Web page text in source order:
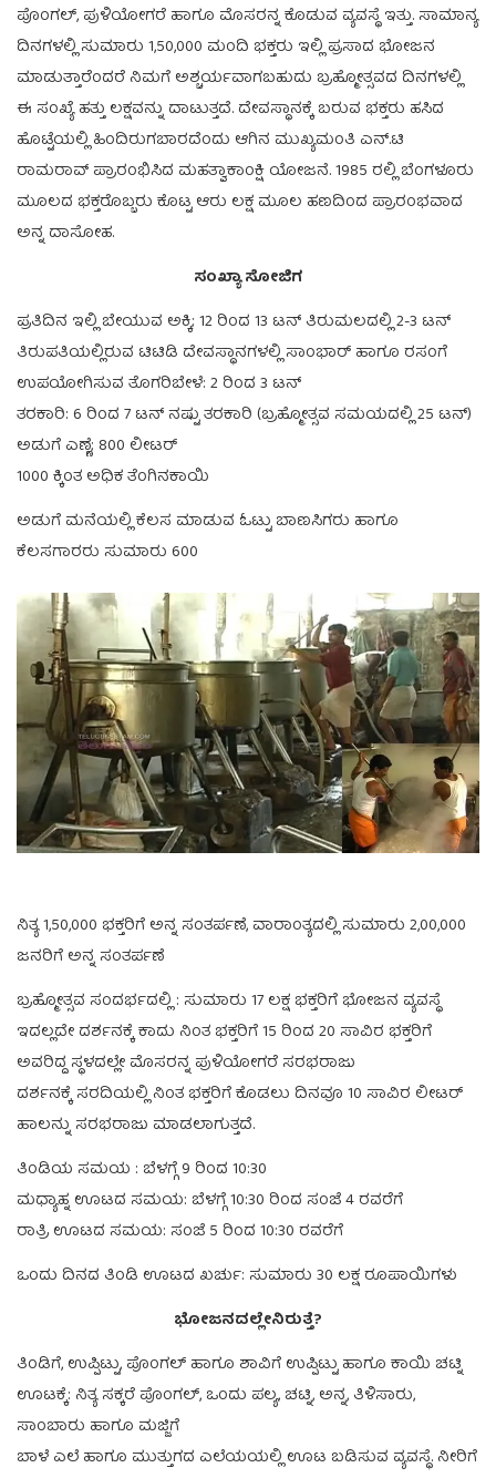
ಪೊಂಗಲ್, ಪುಳಿಯೋಗರೆ ಹಾಗೂ ಮೊಸರನ್ನ ಕೊಡುವ ವ್ಯವಸ್ಥೆ ಇತ್ತು. ಸಾಮಾನ್ಯ
ದಿನಗಳಲ್ಲಿ ಸುಮಾರು 1,50,000 ಮಂದಿ ಭಕ್ತರು ಇಲ್ಲಿ ಪ್ರಸಾದ ಭೋಜನ
ಮಾಡುತ್ತಾರೆಂದರೆ ನಿಮಗೆ ಅಶ್ಚರ್ಯವಾಗಬಹುದು ಬ್ರಹ್ಮೋತ್ಸವದ ದಿನಗಳಲ್ಲಿ
ಈ ಸಂಖ್ಯೆ ಹತ್ತು ಲಕ್ಷವನ್ನು ದಾಟುತ್ತದೆ. ದೇವಸ್ಥಾನಕ್ಕೆ ಬರುವ ಭಕ್ತರು ಹಸಿದ
ಹೊಟ್ಟೆಯಲ್ಲಿ ಹಿಂದಿರುಗಬಾರದೆಂದು ಆಗಿನ ಮುಖ್ಯಮಂತಿ ಎನ್.ಟಿ
ರಾಮರಾವ್ ಪ್ರಾರಂಭಿಸಿದ ಮಹತ್ವಾಕಾಂಕ್ಷಿ ಯೋಜನೆ. 1985 ರಲ್ಲಿ ಬೆಂಗಳೂರು
ಮೂಲದ ಭಕ್ತರೊಬ್ಬರು ಕೊಟ್ಟ ಆರು ಲಕ್ಷ ಮೂಲ ಹಣದಿಂದ ಪ್ರಾರಂಭವಾದ
ಅನ್ನ ದಾಸೋಹ.
ಸಂಖ್ಯಾ ಸೋಜಿಗ
ಪ್ರತಿದಿನ ಇಲ್ಲಿ ಬೇಯುವ ಅಕ್ಕಿ; 12 ರಿಂದ 13 ಟನ್ ತಿರುಮಲದಲ್ಲಿ 2-3 ಟನ್
ತಿರುಪತಿಯಲ್ಲಿರುವ ಟಿಟಿಡಿ ದೇವಸ್ಥಾನಗಳಲ್ಲಿ ಸಾಂಭಾರ್ ಹಾಗೂ ರಸಂಗೆ
ಉಪಯೋಗಿಸುವ ತೊಗರಿಬೇಳೆ: 2 ರಿಂದ 3 ಟನ್
ತರಕಾರಿ: 6 ರಿಂದ 7 ಟನ್ ನಷ್ಟು ತರಕಾರಿ (ಬ್ರಹ್ಮೋತ್ಸವ ಸಮಯದಲ್ಲಿ 25 ಟನ್)
ಅಡುಗೆ ಎಣ್ಣೆ; 800 ಲೀಟರ್
1000 ಕ್ಕಿಂತ ಅಧಿಕ ತೆಂಗಿನಕಾಯಿ
ಅಡುಗೆ ಮನೆಯಲ್ಲಿ ಕೆಲಸ ಮಾಡುವ ಓಟ್ಟು ಬಾಣಸಿಗರು ಹಾಗೂ
ಕೆಲಸಗಾರರು ಸುಮಾರು 600
ನಿತ್ಯ 1,50,000 ಭಕ್ತರಿಗೆ ಅನ್ನ ಸಂತರ್ಪಣೆ, ವಾರಾಂತ್ಯದಲ್ಲಿ ಸುಮಾರು 2,00,000
ಜನರಿಗೆ ಅನ್ನ ಸಂತರ್ಪಣೆ
ಬ್ರಹ್ಮೋತ್ಸವ ಸಂದರ್ಭದಲ್ಲಿ : ಸುಮಾರು 17 ಲಕ್ಷ ಭಕ್ತರಿಗೆ ಭೋಜನ ವ್ಯವಸ್ಥೆ
ಇದಲ್ಲದೇ ದರ್ಶನಕ್ಕೆ ಕಾದು ನಿಂತ ಭಕ್ತರಿಗೆ 15 ರಿಂದ 20 ಸಾವಿರ ಭಕ್ತರಿಗೆ
ಅವರಿದ್ದ ಸ್ಥಳದಲ್ಲೇ ಮೊಸರನ್ನ ಪುಳಿಯೋಗರೆ ಸರಭರಾಜು
ದರ್ಶನಕ್ಕೆ ಸರದಿಯಲ್ಲಿ ನಿಂತ ಭಕ್ತರಿಗೆ ಕೊಡಲು ದಿನವೂ 10 ಸಾವಿರ ಲೀಟರ್
ಹಾಲನ್ನು ಸರಭರಾಜು ಮಾಡಲಾಗುತ್ತದೆ.
ತಿಂಡಿಯ ಸಮಯ : ಬೆಳಗ್ಗೆ 9 ರಿಂದ 10:30
ಮಧ್ಯಾಹ್ನ ಊಟದ ಸಮಯ: ಬೆಳಗ್ಗೆ 10:30 ರಿಂದ ಸಂಜೆ 4 ರವರೆಗೆ
ರಾತ್ರಿ ಊಟದ ಸಮಯ: ಸಂಜೆ 5 ರಿಂದ 10:30 ರವರೆಗೆ
ಒಂದು ದಿನದ ತಿಂಡಿ ಊಟದ ಖರ್ಚು: ಸುಮಾರು 30 ಲಕ್ಷ ರೂಪಾಯಿಗಳು
ಭೋಜನದಲ್ಲೇನಿರುತ್ತೆ?
ತಿಂಡಿಗೆ, ಉಪ್ಪಿಟ್ಟು, ಪೊಂಗಲ್ ಹಾಗೂ ಶಾವಿಗೆ ಉಪ್ಪಿಟ್ಟು ಹಾಗೂ ಕಾಯಿ ಚಟ್ನಿ
ಊಟಕ್ಕೆ: ನಿತ್ಯ ಸಕ್ಕರೆ ಪೊಂಗಲ್, ಒಂದು ಪಲ್ಯ, ಚಟ್ನಿ, ಅನ್ನ, ತಿಳಿಸಾರು,
ಸಾಂಬಾರು ಹಾಗೂ ಮಜ್ಜಿಗೆ
ಬಾಳೆ ಎಲೆ ಹಾಗೂ ಮುತ್ತುಗದ ಎಲೆಯಯಲ್ಲಿ ಊಟ ಬಡಿಸುವ ವ್ಯವಸ್ಥೆ. ನೀರಿಗೆ